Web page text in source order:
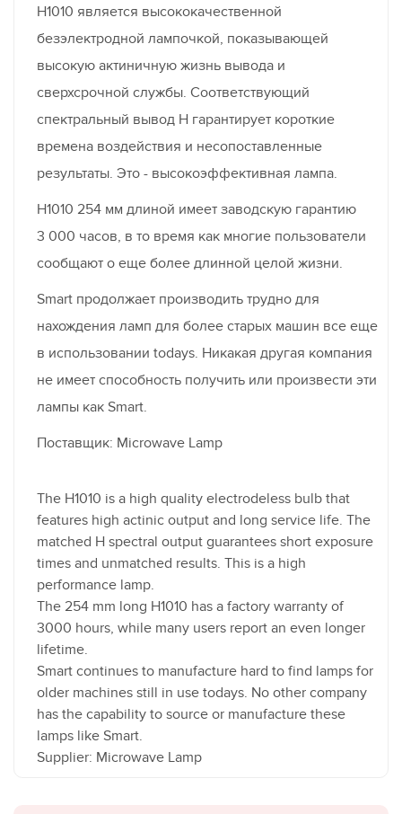
H1010 является высококачественной
безэлектродной лампочкой, показывающей
высокую актиничную жизнь вывода и
сверхсрочной службы. Соответствующий
спектральный вывод H гарантирует короткие
времена воздействия и несопоставленные
результаты. Это - высокоэффективная лампа.
H1010 254 мм длиной имеет заводскую гарантию
3 000 часов, в то время как многие пользователи
сообщают о еще более длинной целой жизни.
Smart продолжает производить трудно для
нахождения ламп для более старых машин все еще
в использовании todays. Никакая другая компания
не имеет способность получить или произвести эти
лампы как Smart.
Поставщик: Microwave Lamp
The H1010 is a high quality electrodeless bulb that
features high actinic output and long service life. The
matched H spectral output guarantees short exposure
times and unmatched results. This is a high
performance lamp.
The 254 mm long H1010 has a factory warranty of
3000 hours, while many users report an even longer
lifetime.
Smart continues to manufacture hard to find lamps for
older machines still in use todays. No other company
has the capability to source or manufacture these
lamps like Smart.
Supplier: Microwave Lamp